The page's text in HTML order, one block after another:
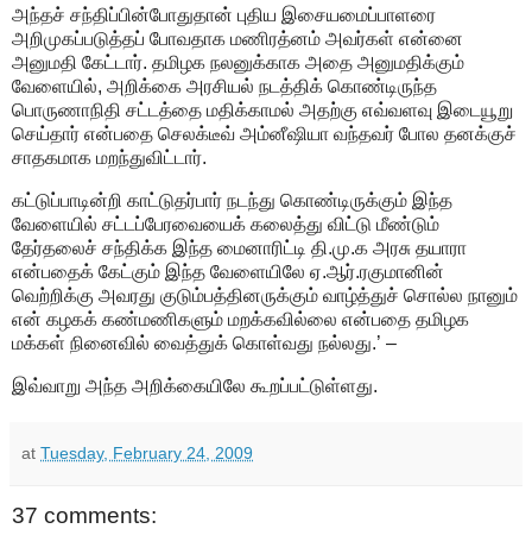
அந்தச் சந்திப்பின்போதுதான் புதிய இசையமைப்பாளரை
அறிமுகப்படுத்தப் போவதாக மணிரத்னம் அவர்கள் என்னை
அனுமதி கேட்டார். தமிழக நலனுக்காக அதை அனுமதிக்கும்
வேளையில், அறிக்கை அரசியல் நடத்திக் கொண்டிருந்த
பொருணாநிதி சட்டத்தை மதிக்காமல் அதற்கு எவ்வளவு இடையூறு
செய்தார் என்பதை செலக்டீவ் அம்னீஷியா வந்தவர் போல தனக்குச்
சாதகமாக மறந்துவிட்டார்.
கட்டுப்பாடின்றி காட்டுதர்பார் நடந்து கொண்டிருக்கும் இந்த
வேளையில் சட்டப்பேரவையைக் கலைத்து விட்டு மீண்டும்
தேர்தலைச் சந்திக்க இந்த மைனாரிட்டி தி.மு.க அரசு தயாரா
என்பதைக் கேட்கும் இந்த வேளையிலே ஏ.ஆர்.ரகுமானின்
வெற்றிக்கு அவரது குடும்பத்தினருக்கும் வாழ்த்துச் சொல்ல நானும்
என் கழகக் கண்மணிகளும் மறக்கவில்லை என்பதை தமிழக
மக்கள் நினைவில் வைத்துக் கொள்வது நல்லது.’ –
இவ்வாறு அந்த அறிக்கையிலே கூறப்பட்டுள்ளது.
at Tuesday, February 24, 2009
37 comments: